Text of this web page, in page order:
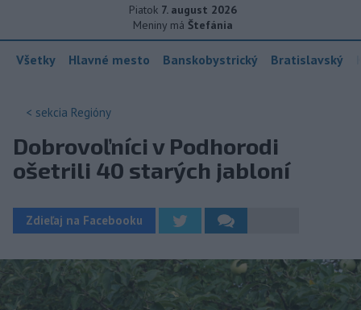
Piatok 7. august 2026
Meniny má Štefánia
Všetky Hlavné mesto Banskobystrický Bratislavský
< sekcia Regióny
Dobrovoľníci v Podhorodi
ošetrili 40 starých jabloní
Zdieľaj na Facebooku